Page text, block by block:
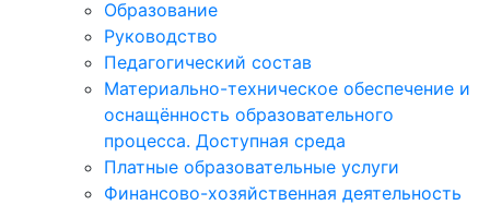
Образование
Руководство
Педагогический состав
Материально-техническое обеспечение и
оснащённость образовательного
процесса. Доступная среда
Платные образовательные услуги
Финансово-хозяйственная деятельность